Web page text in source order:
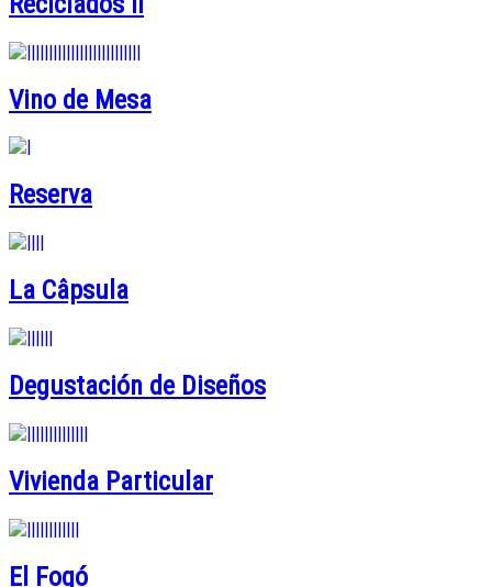
Vino de Mesa
Reserva
La Câpsula
Degustación de Diseños
Vivienda Particular
El Fogó